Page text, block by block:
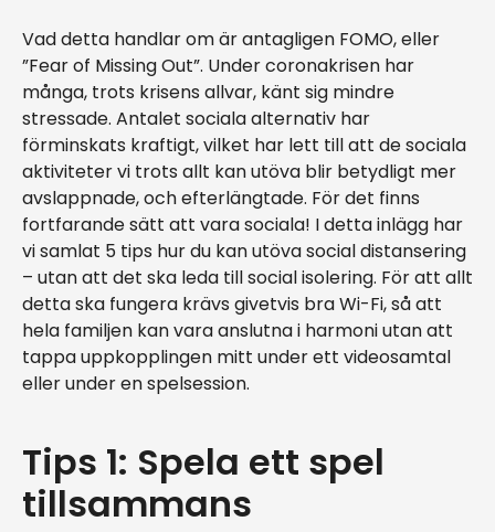
Vad detta handlar om är antagligen FOMO, eller
”Fear of Missing Out”. Under coronakrisen har
många, trots krisens allvar, känt sig mindre
stressade. Antalet sociala alternativ har
förminskats kraftigt, vilket har lett till att de sociala
aktiviteter vi trots allt kan utöva blir betydligt mer
avslappnade, och efterlängtade. För det finns
fortfarande sätt att vara sociala! I detta inlägg har
vi samlat 5 tips hur du kan utöva social distansering
– utan att det ska leda till social isolering. För att allt
detta ska fungera krävs givetvis bra Wi-Fi, så att
hela familjen kan vara anslutna i harmoni utan att
tappa uppkopplingen mitt under ett videosamtal
eller under en spelsession.
Tips 1: Spela ett spel
tillsammans